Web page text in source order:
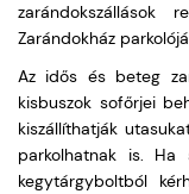
zarándokszállások
Zarándokház
Az idős és beteg
kisbuszok sofőrjei
kiszállíthatják
parkolhatnak is. Ha
kegytárgyboltból